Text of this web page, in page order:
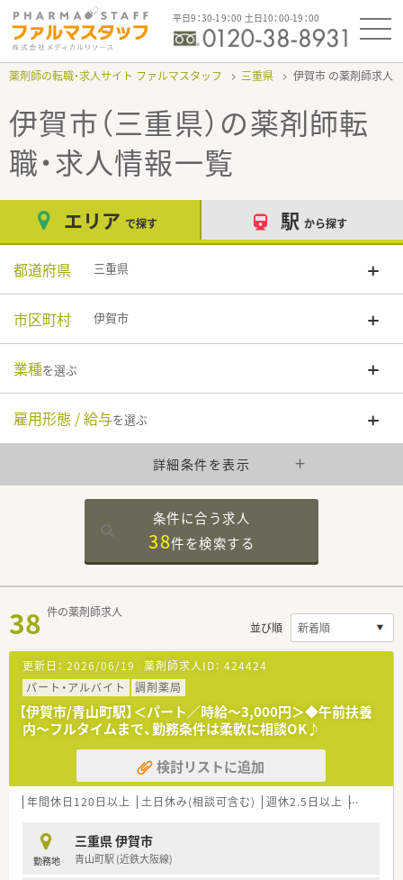
平日9：30-19：00 土日10：00-19：00
薬剤師の転職・求人サイト ファルマスタッフ 三重県 伊賀市
伊賀市（三重県） の薬剤師転
職・求人情報一覧
エリア で探す 駅 から探す
都道府県 三重県
市区町村 伊賀市
業種を選ぶ
雇用形態 / 給与を選ぶ
詳細条件を表示
条件に合う求人
38件を検索する
38 件の薬剤師求人
並び順
更新日： 2026/06/19 薬剤師求人ID： 424424
パート・アルバイト
調剤薬局
【伊賀市/青山町駅】＜パート／時給～3,000円＞◆午前扶養
内～フルタイムまで、勤務条件は柔軟に相談OK♪
検討リストに追加
年間休日120日以上 土日休み(相談可含む) 週休2.5日以上 週32h以
勤務地
三重県 伊賀市
青山町駅 (近鉄大阪線)